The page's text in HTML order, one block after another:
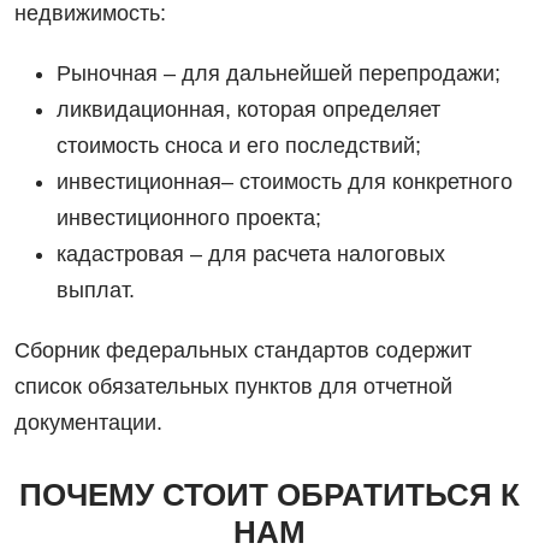
недвижимость:
Рыночная ‒ для дальнейшей перепродажи;
ликвидационная, которая определяет
стоимость сноса и его последствий;
инвестиционная­– стоимость для конкретного
инвестиционного проекта;
кадастровая ‒ для расчета налоговых
выплат.
Сборник федеральных стандартов содержит
список обязательных пунктов для отчетной
документации.
ПОЧЕМУ СТОИТ ОБРАТИТЬСЯ К
НАМ